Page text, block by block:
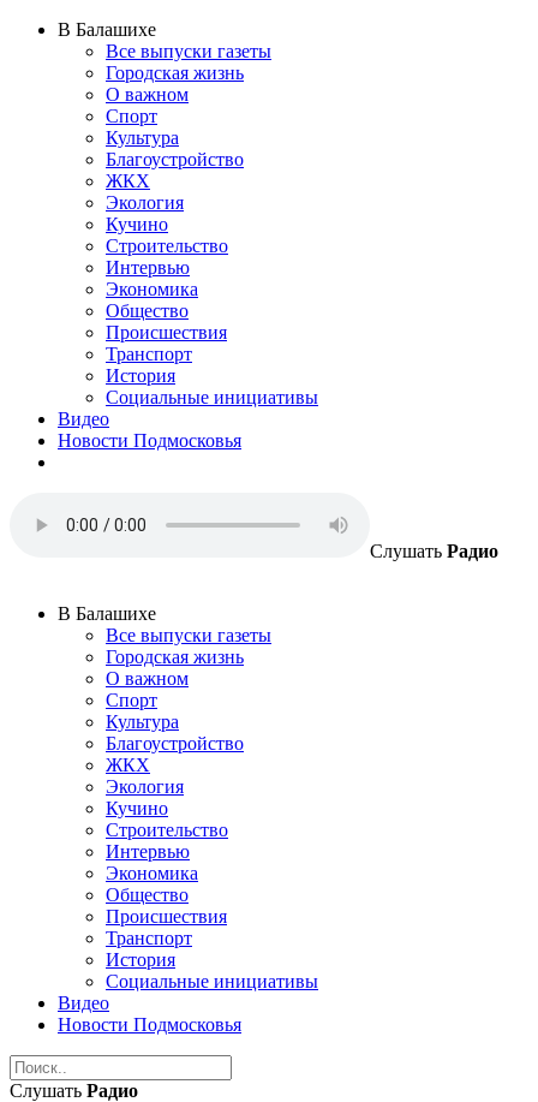
В Балашихе
Все выпуски газеты
Городская жизнь
О важном
Спорт
Культура
Благоустройство
ЖКХ
Экология
Кучино
Строительство
Интервью
Экономика
Общество
Происшествия
Транспорт
История
Социальные инициативы
Видео
Новости Подмосковья
Слушать Радио
В Балашихе
Все выпуски газеты
Городская жизнь
О важном
Спорт
Культура
Благоустройство
ЖКХ
Экология
Кучино
Строительство
Интервью
Экономика
Общество
Происшествия
Транспорт
История
Социальные инициативы
Видео
Новости Подмосковья
Слушать Радио